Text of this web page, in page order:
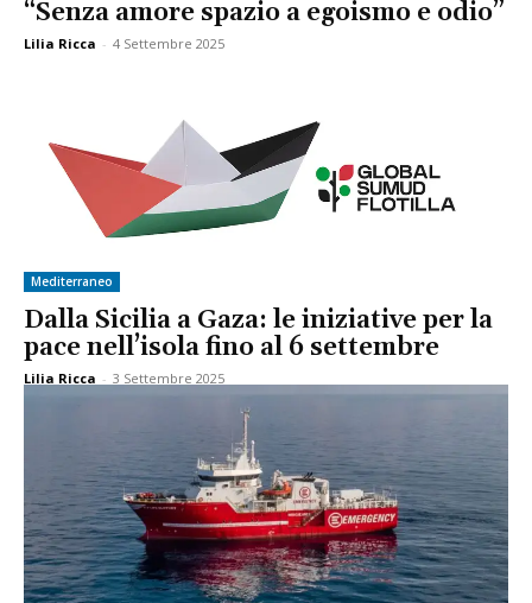
“Senza amore spazio a egoismo e odio”
Lilia Ricca - 4 Settembre 2025
Mediterraneo
Dalla Sicilia a Gaza: le iniziative per la
pace nell’isola fino al 6 settembre
Lilia Ricca - 3 Settembre 2025